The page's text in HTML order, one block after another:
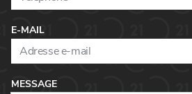
E-MAIL
MESSAGE